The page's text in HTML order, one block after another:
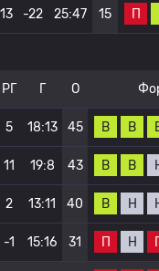
13 -22 25:47 15 П
РГ Г О
5 18:13 45 В В
11 19:8 43 В В
2 13:11 40 В Н
-1 15:16 31 П Н